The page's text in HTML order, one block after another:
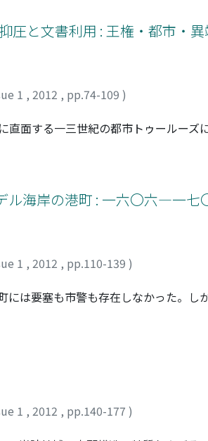
に二時期の条坊遺構が発見されてい
造営のために掘られた運河から出土
五年目記録する造都の企画とその中
持した。さらに藤原京で条坊施工が
圧と文書利用 : 王権・都市・
1 , 2012 , pp.74-109 )
面する一三世紀の都市トゥールーズに
官と都市民の間の「異端」問題をめ
例を、文書利用という観点から検討
ちに国王役人によって都市民を赦す
「異端」追及の手段として、一方で
クストの参照あるいは「証拠」とし
都市が取り結ぶ関係の一端を照らし
海岸の港町 : 一六〇六―一七
1 , 2012 , pp.110-139 )
は要塞も市警も存在しなかった。し
格的な要塞を擁する港町が登場する
う新しい建造物が同海岸の港町に造
造りの商館の建設を望みながらも、
を分析することによって、同時期に
彫りにしようとするものである。
1 , 2012 , pp.140-177 )